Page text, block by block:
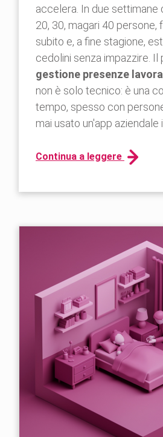
accelera. In due settimane
20, 30, magari 40 persone,
subito e, a fine stagione,
cedolini senza impazzire. Il
gestione presenze
non è solo tecnico: è una
tempo, spesso con
mai usato un'app aziendale
Continua a leggere